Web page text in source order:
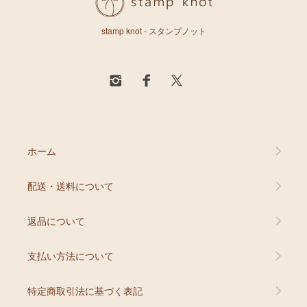
stamp knot - スタンプノット
ホーム
配送・送料について
返品について
支払い方法について
特定商取引法に基づく表記